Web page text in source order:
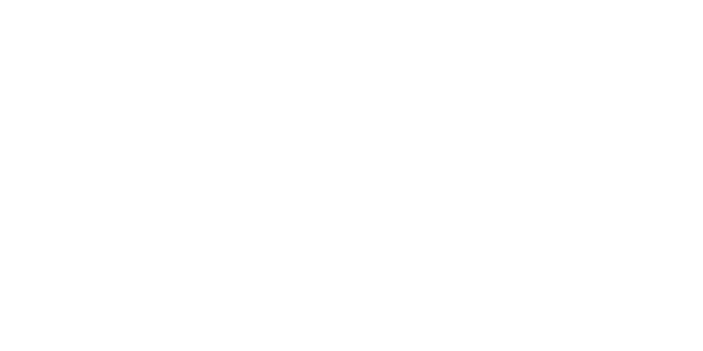
хүн, хойд нас гэж үнэхээр байдаг эсэхийг,
үнэхээр байдаг эсэхийг мэдэхийг улам их